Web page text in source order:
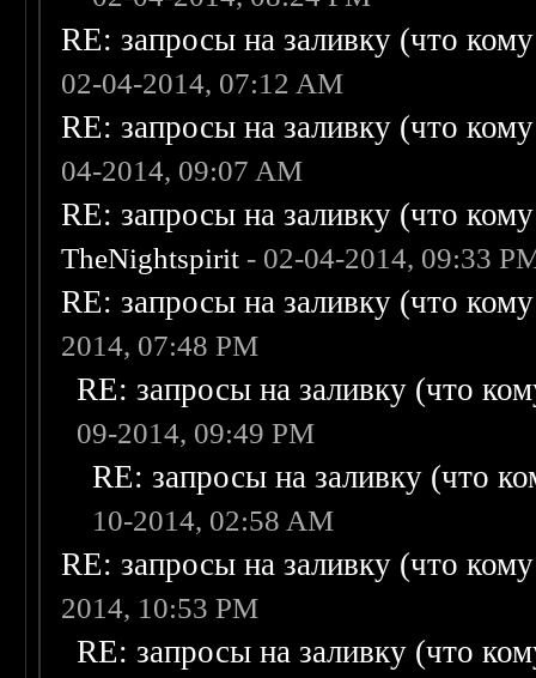
RE: запросы на заливку (что
02-04-2014, 07:12 AM
RE: запросы на заливку (что
04-2014, 09:07 AM
RE: запросы на заливку (что
TheNightspirit - 02-04-2014, 09:33
RE: запросы на заливку (что
2014, 07:48 PM
RE: запросы на заливку (что
09-2014, 09:49 PM
RE: запросы на заливку (что
10-2014, 02:58 AM
RE: запросы на заливку (что
2014, 10:53 PM
RE: запросы на заливку (что